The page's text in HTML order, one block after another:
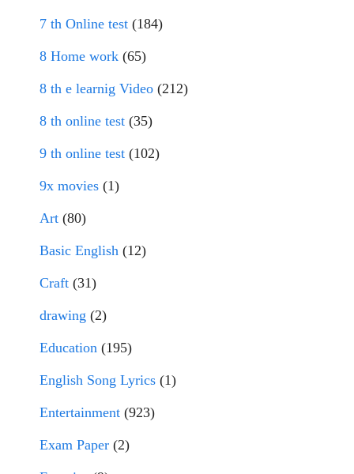
7 th Online test (184)
8 Home work (65)
8 th e learnig Video (212)
8 th online test (35)
9 th online test (102)
9x movies (1)
Art (80)
Basic English (12)
Craft (31)
drawing (2)
Education (195)
English Song Lyrics (1)
Entertainment (923)
Exam Paper (2)